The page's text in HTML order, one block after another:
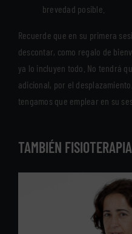
brevedad posible.
Recuerde que en su primera
descontar, como regalo de
ya lo incluyen todo. No tendrá
adicional, por el
tengamos que emplear en su
TAMBIÉN